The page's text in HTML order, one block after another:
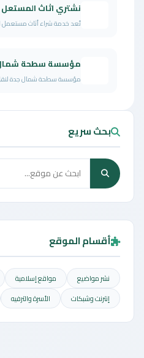
نشتري اثاث المستعل الكويت
تُعد خدمة شراء أثاث مستعمل الكويت من الخدمات
مؤسسة سطحة شمال جدة
مؤسسة سطحة شمال جدة لنقل السيارات
الموقع
مواقع إسلامية مواقع إخباريه
الأسرة والترفيه مواقع طبيه